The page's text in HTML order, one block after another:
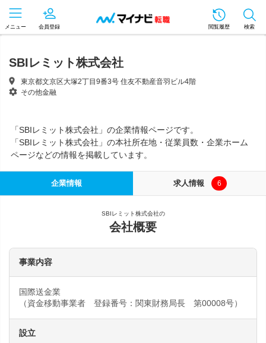
メニュー 会員登録 閲覧履歴 検索
SBIレミット株式会社
東京都文京区大塚2丁目9番3号 住友不動産音羽ビル4階
その他金融
「SBIレミット株式会社」の企業情報ページです。
「SBIレミット株式会社」の本社所在地・従業員数・企業ホーム
ページなどの情報を掲載しています。
企業情報 求人情報 6
SBIレミット株式会社の
会社概要
事業内容
国際送金業
（資金移動事業者 登録番号：関東財務局長 第00008号）
設立